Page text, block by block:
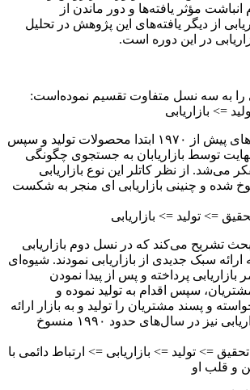
مؤثر یافته‌ها و دور ماندن از
از دیگر یافته‌های این پژوهش در تحلیل
در این دوره است.
را به سه نسل متفاوت تقسیم نموده‌است:
=> بازاریابی
از نظر کاتلر در سال‌های پیش از ۱۹۷۰ ابتدا محصولات تولید و سپس
توسط بازاریابان به جستجوی چگونگی
از نظر کاتلر این نوع بازاریابی
شده و چنینی بازاریابی ای منجر به شکست
=> تولید => بازاریابی
تشریح می‌کند که در نسل دوم بازاریابی
ارائه سبک جدیدی از بازاریابی نمودند. شیوه‌ای
بازاریابی پرداخته و پس از پیدا نمودن
سپس اقدام به تولید نموده و
و پسند مشتریان را تولید و به بازار ارائه
نماید. این نسل از بازاریابی نیز در سال‌های حدود ۱۹۹۰ منسوخ
=> تولید => بازاریابی => ارتباط دائمی با
و قلب او